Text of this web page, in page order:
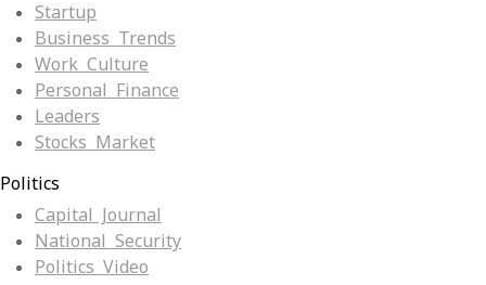
Startup
Business Trends
Work Culture
Personal Finance
Leaders
Stocks Market
Politics
Capital Journal
National Security
Politics Video